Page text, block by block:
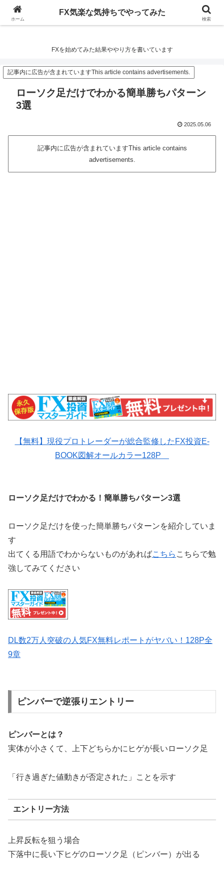
FX気楽な気持ちでやってみた
FXを始めてみた結果ややり方を書いています
記事内に広告が含まれていますThis article contains advertisements.
ローソク足だけでわかる簡単勝ちパターン
3選
2025.05.06
記事内に広告が含まれていますThis article contains
advertisements.
【無料】現役プロトレーダーが総合監修したFX投資E-
BOOK図解オールカラー128P
ローソク足だけでわかる！簡単勝ちパターン3選
ローソク足だけを使った簡単勝ちパターンを紹介していま
す
出てくる用語でわからないものがあればこちら こちらで勉
強してみてください
DL数2万人突破の人気FX無料レポートがヤバい！128P全
9章
ピンバーで逆張りエントリー
ピンバーとは？
実体が小さくて、上下どちらかにヒゲが長いローソク足
「行き過ぎた値動きが否定された」ことを示す
エントリー方法
上昇反転を狙う場合
下落中に長い下ヒゲのローソク足（ピンバー）が出る
ホーム
FX気楽な気持ちでやってみた
検索